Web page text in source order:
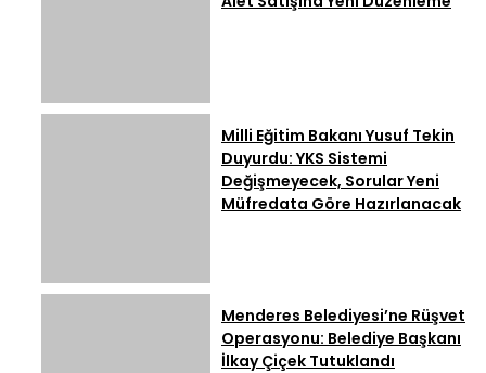
Milli Eğitim Bakanı Yusuf Tekin
Duyurdu: YKS Sistemi
Değişmeyecek, Sorular Yeni
Müfredata Göre Hazırlanacak
Menderes Belediyesi’ne Rüşvet
Operasyonu: Belediye Başkanı
İlkay Çiçek Tutuklandı